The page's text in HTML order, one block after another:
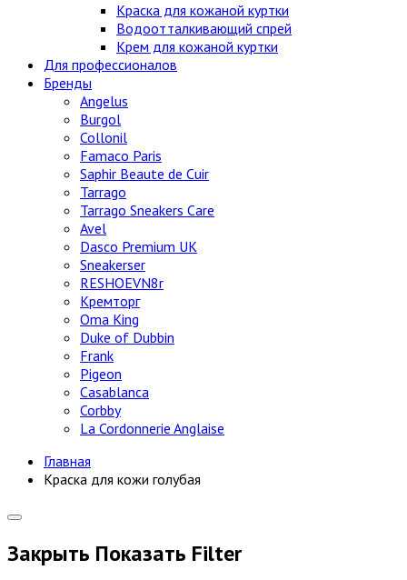
Краска для кожаной куртки
Водоотталкивающий спрей
Крем для кожаной куртки
Для профессионалов
Бренды
Angelus
Burgol
Collonil
Famaco Paris
Saphir Beaute de Cuir
Tarrago
Tarrago Sneakers Care
Avel
Dasco Premium UK
Sneakerser
RESHOEVN8r
Кремторг
Oma King
Duke of Dubbin
Frank
Pigeon
Casablanca
Corbby
La Cordonnerie Anglaise
Главная
Краска для кожи голубая
Закрыть Показать Filter